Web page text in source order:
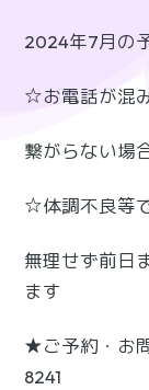
2024年7月の
☆お電話が混
繋がらない場
☆体調不良等
無理せず前日
ます
★ご予約・お
8241